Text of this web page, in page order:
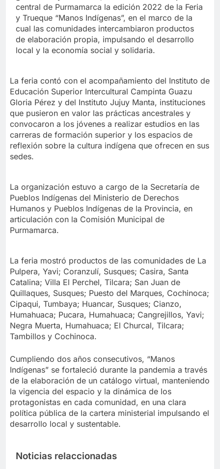
central de Purmamarca la edición 2022 de la Feria
y Trueque “Manos Indígenas”, en el marco de la
cual las comunidades intercambiaron productos
de elaboración propia, impulsando el desarrollo
local y la economía social y solidaria.
La feria contó con el acompañamiento del Instituto de
Educación Superior Intercultural Campinta Guazu
Gloria Pérez y del Instituto Jujuy Manta, instituciones
que pusieron en valor las prácticas ancestrales y
convocaron a los jóvenes a realizar estudios en las
carreras de formación superior y los espacios de
reflexión sobre la cultura indígena que ofrecen en sus
sedes.
La organización estuvo a cargo de la Secretaría de
Pueblos Indígenas del Ministerio de Derechos
Humanos y Pueblos Indígenas de la Provincia, en
articulación con la Comisión Municipal de
Purmamarca.
La feria mostró productos de las comunidades de La
Pulpera, Yavi; Coranzulí, Susques; Casira, Santa
Catalina; Villa El Perchel, Tilcara; San Juan de
Quillaques, Susques; Puesto del Marques, Cochinoca;
Cipaqui, Tumbaya; Huancar, Susques; Cianzo,
Humahuaca; Pucara, Humahuaca; Cangrejillos, Yavi;
Negra Muerta, Humahuaca; El Churcal, Tilcara;
Tambillos y Cochinoca.
Cumpliendo dos años consecutivos, “Manos
Indígenas” se fortaleció durante la pandemia a través
de la elaboración de un catálogo virtual, manteniendo
la vigencia del espacio y la dinámica de los
protagonistas en cada comunidad, en una clara
política pública de la cartera ministerial impulsando el
desarrollo local y sustentable.
Noticias relaccionadas